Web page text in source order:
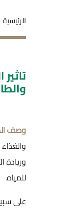
الرئيسية
وصف
وريادة
للمياه.
على